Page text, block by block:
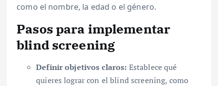
como el nombre, la edad o el género.
Pasos para implementar
blind screening
Definir objetivos claros: Establece qué
quieres lograr con el blind screening, como